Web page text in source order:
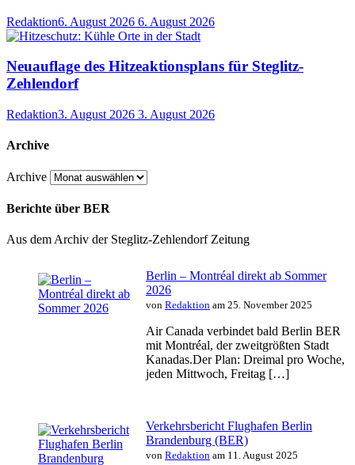
Redaktion6. August 2026 6. August 2026
Neuauflage des Hitzeaktionsplans für Steglitz-
Zehlendorf
Redaktion3. August 2026 3. August 2026
Archive
Archive
Berichte über BER
Aus dem Archiv der Steglitz-Zehlendorf Zeitung
Berlin – Montréal direkt ab Sommer
2026
von Redaktion am 25. November 2025
Air Canada verbindet bald Berlin BER
mit Montréal, der zweitgrößten Stadt
Kanadas.Der Plan: Dreimal pro Woche,
jeden Mittwoch, Freitag […]
Verkehrsbericht Flughafen Berlin
Brandenburg (BER)
von Redaktion am 11. August 2025